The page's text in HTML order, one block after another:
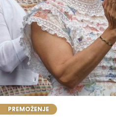
PREMOŽENJE